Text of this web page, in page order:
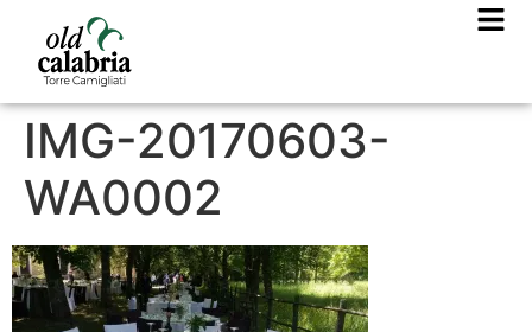
IMG-20170603-
WA0002